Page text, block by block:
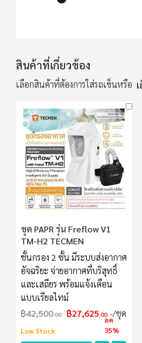
ส่วน
ต้น
แกล
เลอ
รี
รูปภาพ
สินค้าที่เกี่ยวข้อง
เลือกสินค้าที่ต้องการใส่รถเข็นหรือ
ชุด PAPR รุ่น Freflow V1
TM-H2 TECMEN
ชั้นกรอง 2 ชั้น มีระบบส่งอากาศ
อัจฉริยะ จ่ายอากาศที่บริสุทธิ์
และเสถียร พร้อมแจ้งเตือน
แบบเรียลไทม์
฿42,500.00 ฿27,625.00 /ชุด
Low Stock
ลด
35%